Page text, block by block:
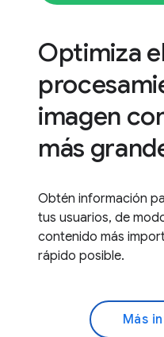
Optimiza
imagen
más
Obtén información
tus usuarios, de
contenido más
rápido posible.
Más